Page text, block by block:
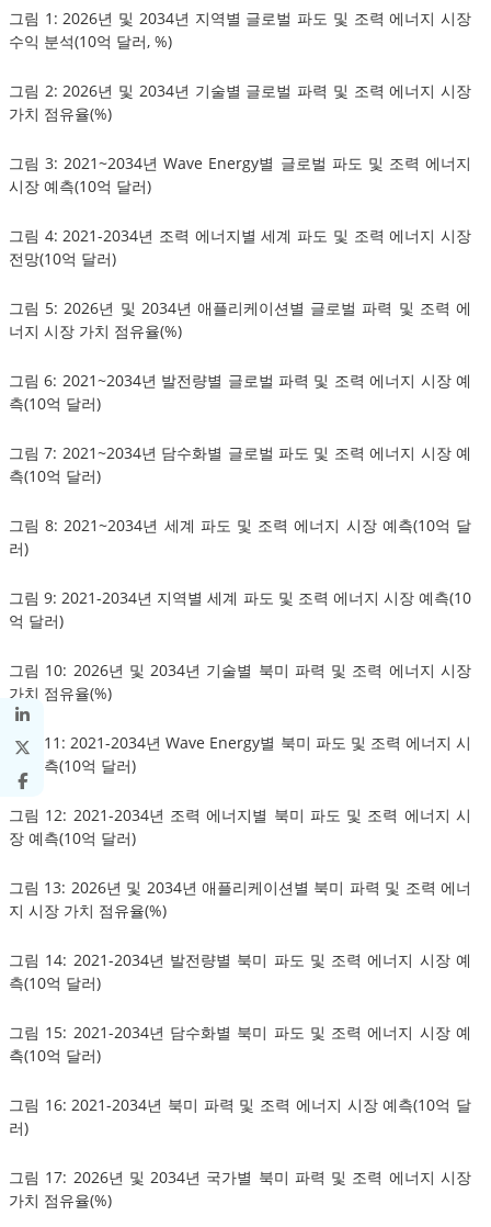
그림 1: 2026년 및 2034년 지역별 글로벌 파도 및 조력 에너지 시장
수익 분석(10억 달러, %)
그림 2: 2026년 및 2034년 기술별 글로벌 파력 및 조력 에너지 시장
가치 점유율(%)
그림 3: 2021~2034년 Wave Energy별 글로벌 파도 및 조력 에너지
시장 예측(10억 달러)
그림 4: 2021-2034년 조력 에너지별 세계 파도 및 조력 에너지 시장
전망(10억 달러)
그림 5: 2026년 및 2034년 애플리케이션별 글로벌 파력 및 조력 에
너지 시장 가치 점유율(%)
그림 6: 2021~2034년 발전량별 글로벌 파력 및 조력 에너지 시장 예
측(10억 달러)
그림 7: 2021~2034년 담수화별 글로벌 파도 및 조력 에너지 시장 예
측(10억 달러)
그림 8: 2021~2034년 세계 파도 및 조력 에너지 시장 예측(10억 달
러)
그림 9: 2021-2034년 지역별 세계 파도 및 조력 에너지 시장 예측(10
억 달러)
그림 10: 2026년 및 2034년 기술별 북미 파력 및 조력 에너지 시장
가치 점유율(%)
그림 11: 2021-2034년 Wave Energy별 북미 파도 및 조력 에너지 시
장 예측(10억 달러)
그림 12: 2021-2034년 조력 에너지별 북미 파도 및 조력 에너지 시
장 예측(10억 달러)
그림 13: 2026년 및 2034년 애플리케이션별 북미 파력 및 조력 에너
지 시장 가치 점유율(%)
그림 14: 2021-2034년 발전량별 북미 파도 및 조력 에너지 시장 예
측(10억 달러)
그림 15: 2021-2034년 담수화별 북미 파도 및 조력 에너지 시장 예
측(10억 달러)
그림 16: 2021-2034년 북미 파력 및 조력 에너지 시장 예측(10억 달
러)
그림 17: 2026년 및 2034년 국가별 북미 파력 및 조력 에너지 시장
가치 점유율(%)